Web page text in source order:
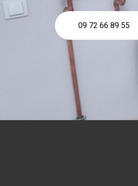
09 72 66 89 55